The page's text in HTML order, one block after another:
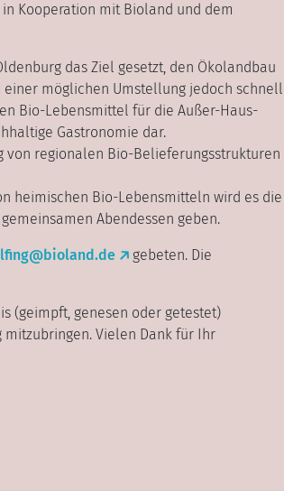
Kooperation mit Bioland und dem
das Ziel gesetzt, den Ökolandbau
einer möglichen Umstellung jedoch schnell
Bio-Lebensmittel für die Außer-Haus-
Gastronomie dar.
von regionalen Bio-Belieferungsstrukturen
heimischen Bio-Lebensmitteln wird es die
Abendessen geben.
gebeten. Die
(geimpft, genesen oder getestet)
Vielen Dank für Ihr